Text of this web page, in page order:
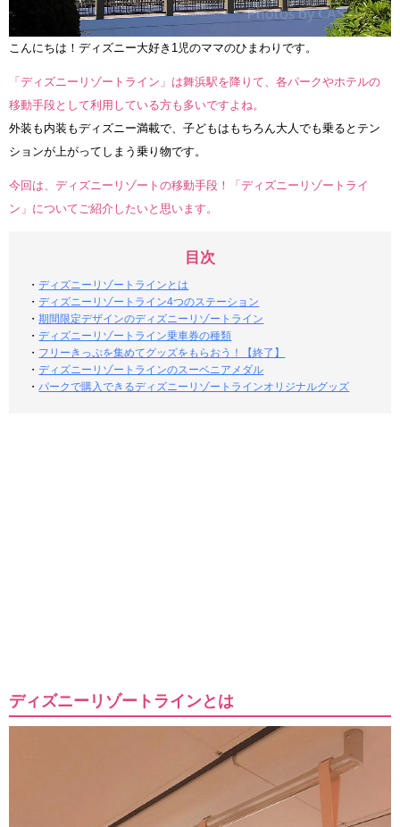
こんにちは！ディズニー大好き1児のママのひまわりです。
「ディズニーリゾートライン」は舞浜駅を降りて、各パークやホテルの
移動手段として利用している方も多いですよね。
外装も内装もディズニー満載で、子どもはもちろん大人でも乗るとテン
ションが上がってしまう乗り物です。
今回は、ディズニーリゾートの移動手段！「ディズニーリゾートライ
ン」についてご紹介したいと思います。
目次
・ディズニーリゾートラインとは
・ディズニーリゾートライン4つのステーション
・期間限定デザインのディズニーリゾートライン
・ディズニーリゾートライン乗車券の種類
・ フリーきっぷを集めてグッズをもらおう！【終了】
・ディズニーリゾートラインのスーベニアメダル
・パークで購入できるディズニーリゾートラインオリジナルグッズ
ディズニーリゾートラインとは